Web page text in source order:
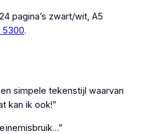
pagina’s zwart/wit, A5
5300.
simpele tekenstijl waarvan
kan ik ook!”